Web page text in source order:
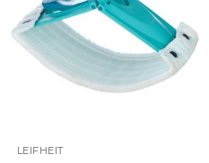
LEIFHEIT